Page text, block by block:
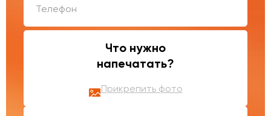
Что нужно
напечатать?
Прикрепить фото